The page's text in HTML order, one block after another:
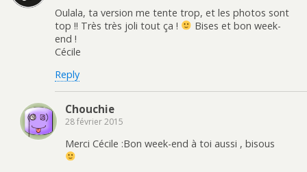
Oulala, ta version me tente trop, et les photos sont
top !! Très très joli tout ça !
Bises et bon week-
end !
Cécile
Reply
Chouchie
28 février 2015
Merci Cécile :Bon week-end à toi aussi , bisous